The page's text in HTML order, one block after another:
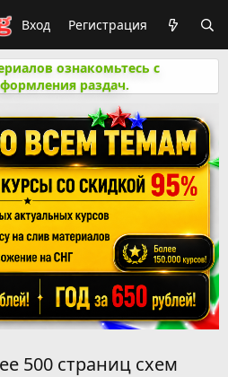
Вход Регистрация
ознакомьтесь с
раздач.
500 страниц схем